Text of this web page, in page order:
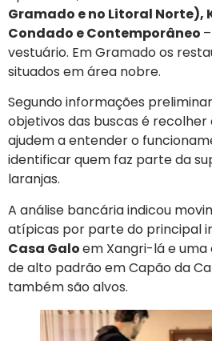
Gramado e no Litoral Norte),
Condado e Contemporâneo
vestuário. Em Gramado os
situados em área nobre.
Segundo informações
objetivos das buscas é
ajudem a entender o
identificar quem faz parte da
laranjas.
A análise bancária indicou
atípicas por parte do principal
Casa Galoem Xangri-lá e
de alto padrão em Capão da
também são alvos.